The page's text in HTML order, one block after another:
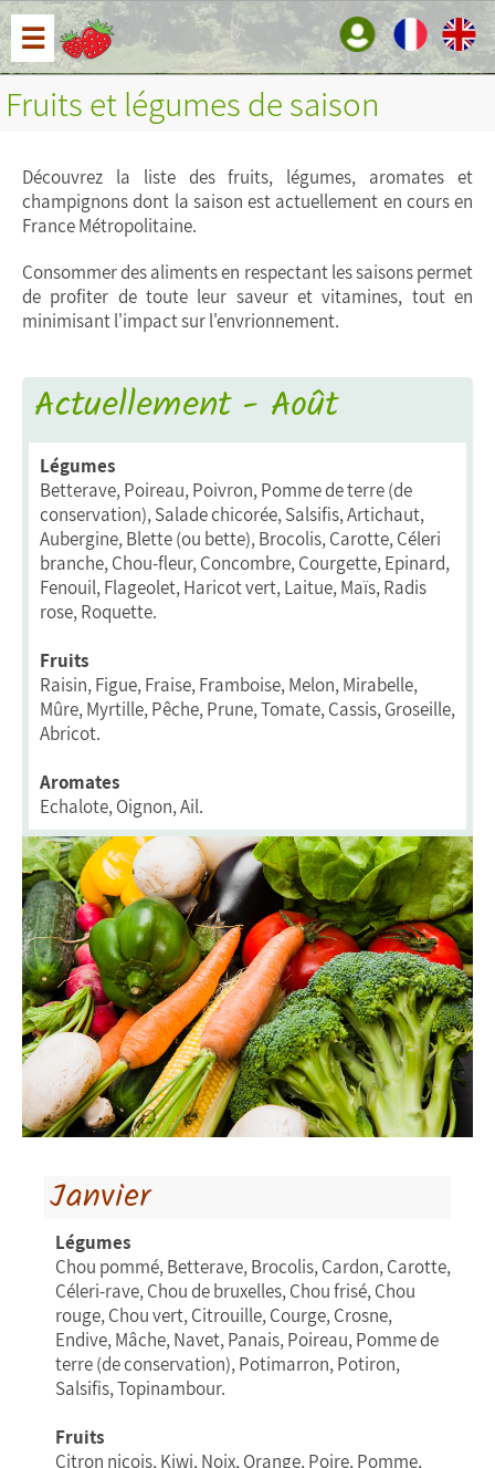
☰
Fruits et légumes de saison
Découvrez la liste des fruits, légumes, aromates et
champignons dont la saison est actuellement en cours en
France Métropolitaine.
Consommer des aliments en respectant les saisons permet
de profiter de toute leur saveur et vitamines, tout en
minimisant l'impact sur l'envrionnement.
Actuellement - Août
Légumes
Betterave, Poireau, Poivron, Pomme de terre (de
conservation), Salade chicorée, Salsifis, Artichaut,
Aubergine, Blette (ou bette), Brocolis, Carotte, Céleri
branche, Chou-fleur, Concombre, Courgette, Epinard,
Fenouil, Flageolet, Haricot vert, Laitue, Maïs, Radis
rose, Roquette.
Fruits
Raisin, Figue, Fraise, Framboise, Melon, Mirabelle,
Mûre, Myrtille, Pêche, Prune, Tomate, Cassis, Groseille,
Abricot.
Aromates
Echalote, Oignon, Ail.
Janvier
Légumes
Chou pommé, Betterave, Brocolis, Cardon, Carotte,
Céleri-rave, Chou de bruxelles, Chou frisé, Chou
rouge, Chou vert, Citrouille, Courge, Crosne,
Endive, Mâche, Navet, Panais, Poireau, Pomme de
terre (de conservation), Potimarron, Potiron,
Salsifis, Topinambour.
Fruits
Citron niçois, Kiwi, Noix, Orange, Poire, Pomme,